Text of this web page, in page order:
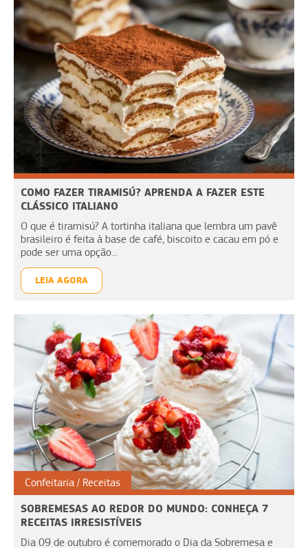
COMO FAZER TIRAMISÚ? APRENDA A FAZER ESTE
CLÁSSICO ITALIANO
O que é tiramisú? A tortinha italiana que lembra um pavê
brasileiro é feita à base de café, biscoito e cacau em pó e
pode ser uma opção...
LEIA AGORA
Confeitaria Receitas
SOBREMESAS AO REDOR DO MUNDO: CONHEÇA 7
RECEITAS IRRESISTÍVEIS
Dia 09 de outubro é comemorado o Dia da Sobremesa e